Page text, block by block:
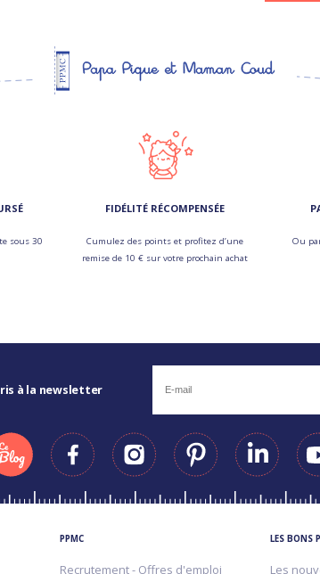
sous 30
FIDÉLITÉ RÉCOMPENSÉE
Cumulez des points et profitez d’une
remise de 10 € sur votre prochain achat
Ou
à la newsletter
PPMC
Recrutement - Offres d'emploi
LES BONS
Les